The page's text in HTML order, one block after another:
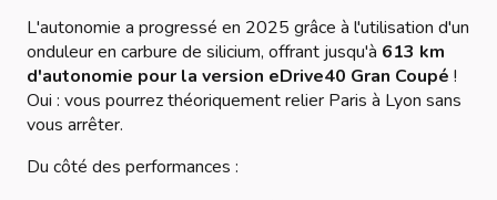
L'autonomie a progressé en 2025 grâce à l'utilisation d'un
onduleur en carbure de silicium, offrant jusqu'à 613 km
d'autonomie pour la version eDrive40 Gran Coupé !
Oui : vous pourrez théoriquement relier Paris à Lyon sans
vous arrêter.
Du côté des performances :